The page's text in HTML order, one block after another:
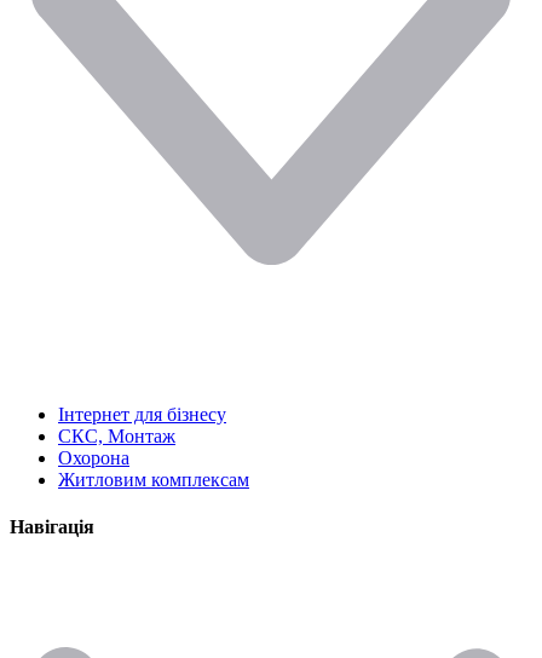
Інтернет для бізнесу
СКС, Монтаж
Охорона
Житловим комплексам
Навігація